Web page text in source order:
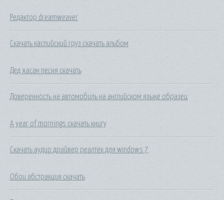
Редактор dreamweaver
Скачать каспийский груз скачать альбом
Дед хасан песня скачать
Доверенность на автомобиль на английском языке образец
A year of mornings скачать книгу
Скачать аудио драйвер реалтек для windows 7
Обои абстракция скачать